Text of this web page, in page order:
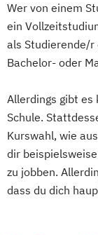
Biologie
Chemical
Chemie
Cultural
Deutsch
Wer von einem
ein
als Studierende/r
Bachelor- oder
Allerdings gibt es
Schule.
Kurswahl, wie
dir
zu jobben.
dass du dich